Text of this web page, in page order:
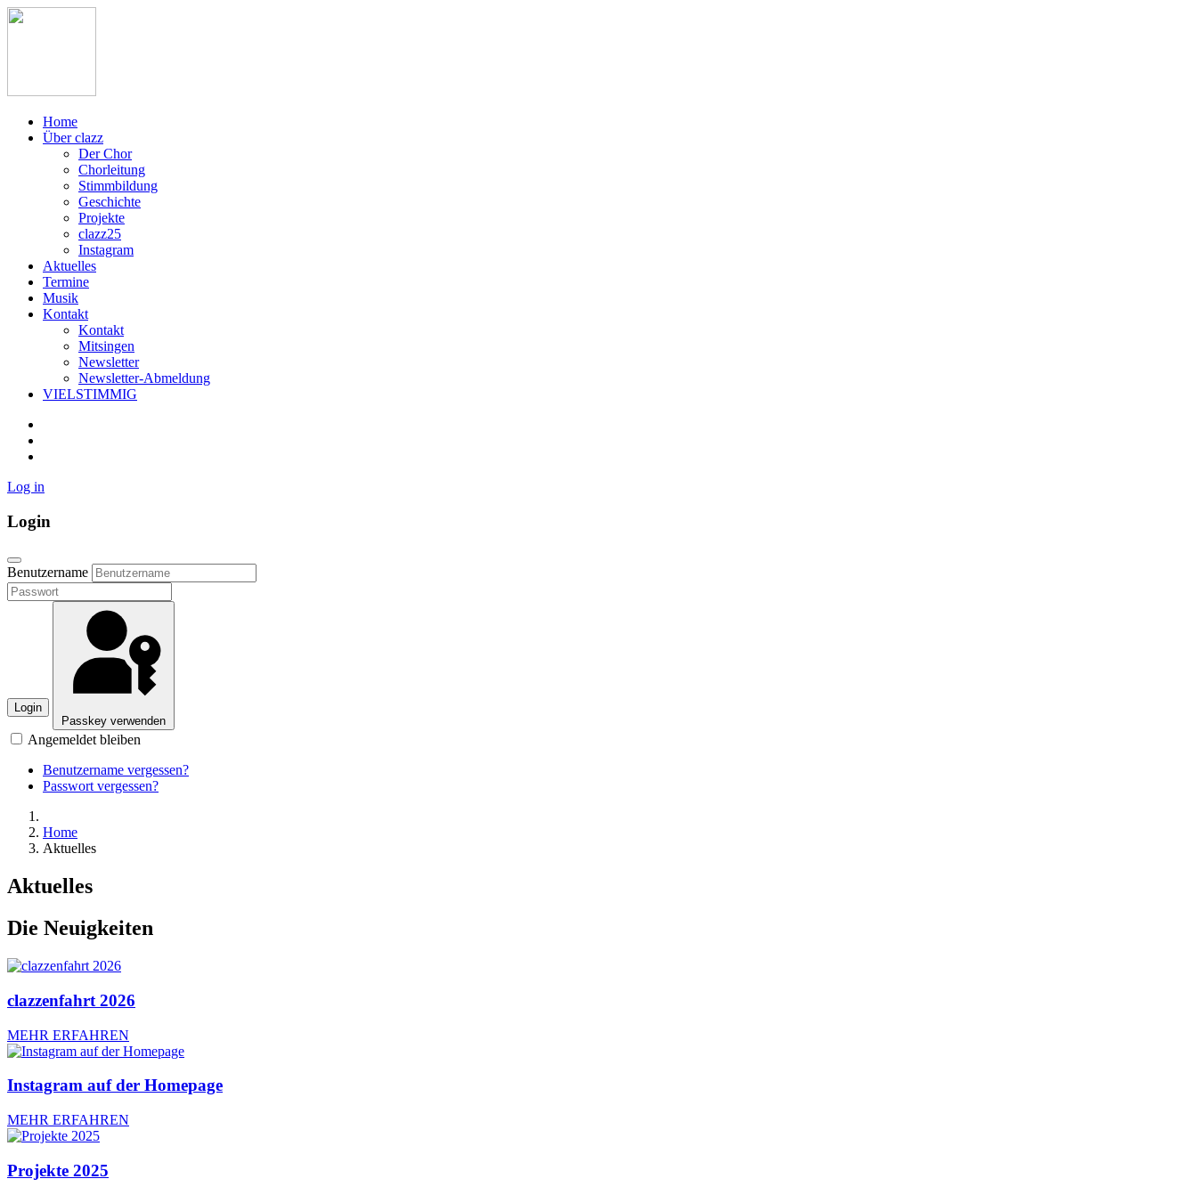
Home
Über clazz
Der Chor
Chorleitung
Stimmbildung
Geschichte
Projekte
clazz25
Instagram
Aktuelles
Termine
Musik
Kontakt
Kontakt
Mitsingen
Newsletter
Newsletter-Abmeldung
VIELSTIMMIG
Log in
Login
Benutzername
Login
Passkey verwenden
Angemeldet bleiben
Benutzername vergessen?
Passwort vergessen?
Home
Aktuelles
Aktuelles
Die Neuigkeiten
clazzenfahrt 2026
MEHR ERFAHREN
Instagram auf der Homepage
MEHR ERFAHREN
Projekte 2025